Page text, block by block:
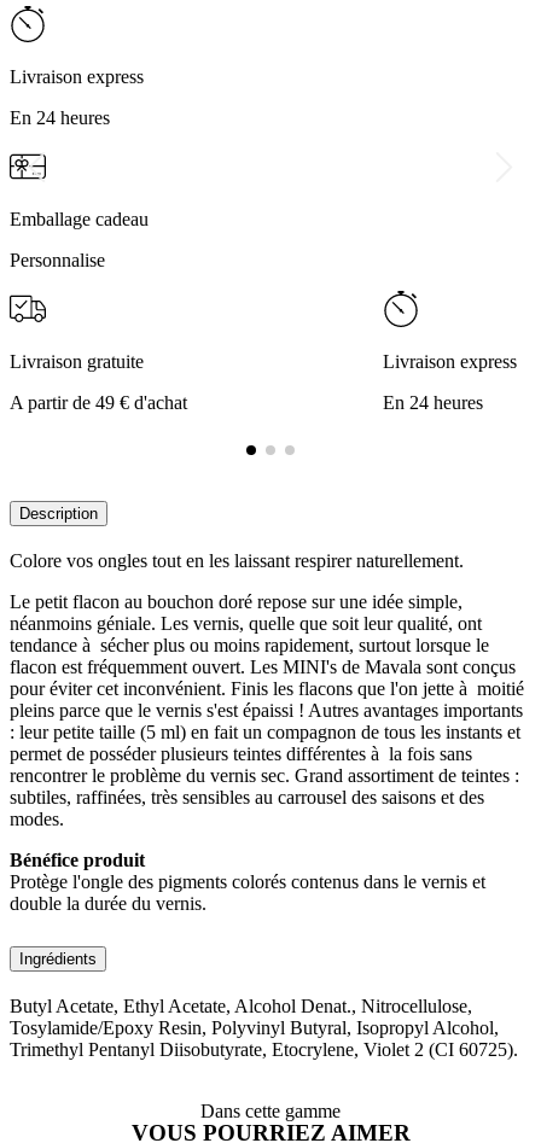
Livraison express
En 24 heures
Emballage cadeau
Personnalise
Livraison gratuite
A partir de 49 € d'achat
Livraison express
En 24 heures
Description
Colore vos ongles tout en les laissant respirer naturellement.
Le petit flacon au bouchon doré repose sur une idée simple,
néanmoins géniale. Les vernis, quelle que soit leur qualité, ont
tendance à sécher plus ou moins rapidement, surtout lorsque le
flacon est fréquemment ouvert. Les MINI's de Mavala sont conçus
pour éviter cet inconvénient. Finis les flacons que l'on jette à moitié
pleins parce que le vernis s'est épaissi ! Autres avantages importants
: leur petite taille (5 ml) en fait un compagnon de tous les instants et
permet de posséder plusieurs teintes différentes à la fois sans
rencontrer le problème du vernis sec. Grand assortiment de teintes :
subtiles, raffinées, très sensibles au carrousel des saisons et des
modes.
Bénéfice produit
Protège l'ongle des pigments colorés contenus dans le vernis et
double la durée du vernis.
Ingrédients
Butyl Acetate, Ethyl Acetate, Alcohol Denat., Nitrocellulose,
Tosylamide/Epoxy Resin, Polyvinyl Butyral, Isopropyl Alcohol,
Trimethyl Pentanyl Diisobutyrate, Etocrylene, Violet 2 (CI 60725).
Dans cette gamme
VOUS POURRIEZ AIMER